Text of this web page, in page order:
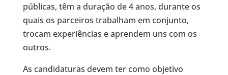
públicas, têm a duração de 4 anos, durante os
quais os parceiros trabalham em conjunto,
trocam experiências e aprendem uns com os
outros.
As candidaturas devem ter como objetivo